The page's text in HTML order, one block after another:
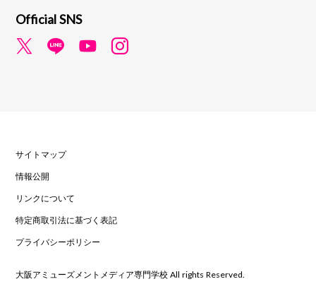
Official SNS
サイトマップ
情報公開
リンクについて
特定商取引法に基づく表記
プライバシーポリシー
大阪アミューズメントメディア専門学校 All rights Reserved.